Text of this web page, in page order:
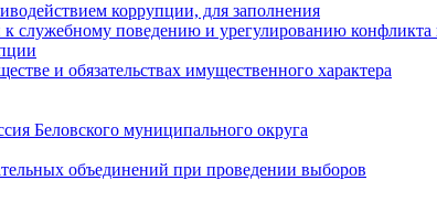
коррупции, для заполнения
служебному поведению и урегулированию конфликта
и обязательствах имущественного характера
Беловского муниципального округа
объединений при проведении выборов